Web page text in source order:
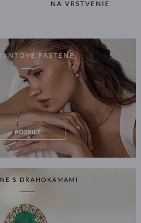
NA VRSTVENIE
PRSTENE
POZRIEŤ
S DRAHOKAMAMI